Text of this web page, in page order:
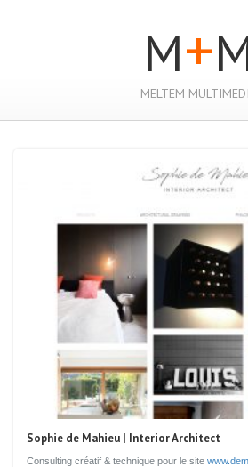
M+
MELTEM
Sophie de Mahieu | Interior Architect
Consulting créatif & technique pour le site